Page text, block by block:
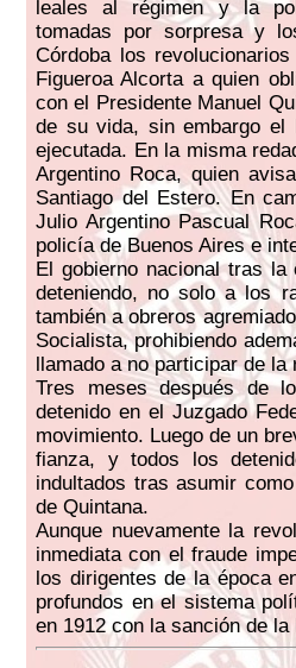
leales al régimen y la
tomadas por sorpresa y
Córdoba los
Figueroa Alcorta a quien
con el Presidente Manuel
de su vida, sin embargo el
ejecutada. En la misma
Argentino Roca, quien
Santiago del Estero. En
Julio Argentino Pascual
policía de Buenos Aires e
El gobierno nacional tras la
deteniendo, no solo a los
también a obreros
Socialista, prohibiendo
llamado a no participar de la
Tres meses después de
detenido en el Juzgado
movimiento. Luego de un
fianza, y todos los
indultados tras asumir
de Quintana.
Aunque nuevamente la
inmediata con el fraude
los dirigentes de la época
profundos en el sistema
en 1912 con la sanción de la